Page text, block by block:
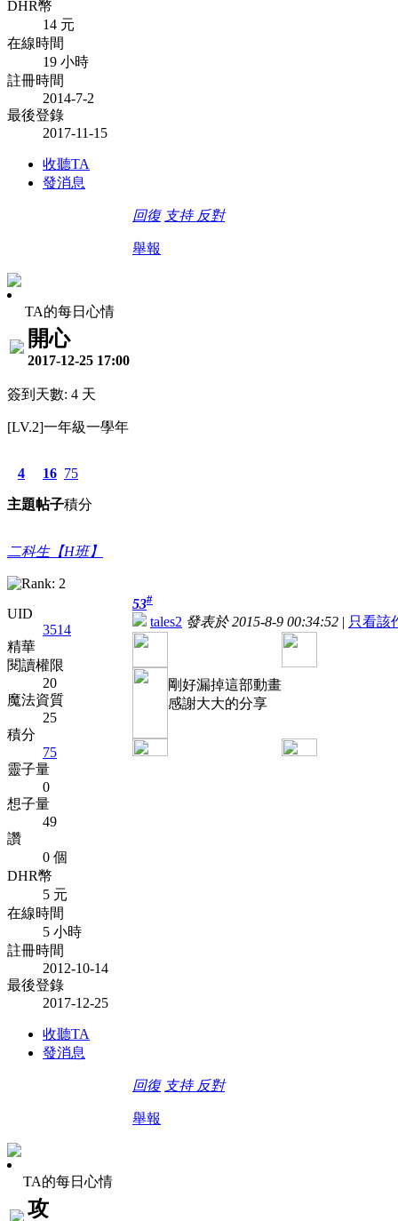
DHR幣
14 元
在線時間
19 小時
註冊時間
2014-7-2
最後登錄
2017-11-15
收聽TA
發消息
回復 支持 反對
舉報
TA的每日心情
開心
2017-12-25 17:00
簽到天數: 4 天
[LV.2]一年級一學年
4
主題
16
帖子
75
積分
二科生【H班】
UID
3514
精華
閱讀權限
20
魔法資質
25
積分
75
靈子量
0
想子量
49
讚
0 個
DHR幣
5 元
在線時間
5 小時
註冊時間
2012-10-14
最後登錄
2017-12-25
收聽TA
發消息
53#
tales2 發表於 2015-8-9 00:34:52 | 只看該
剛好漏掉這部動畫
感謝大大的分享
回復 支持 反對
舉報
TA的每日心情
攻